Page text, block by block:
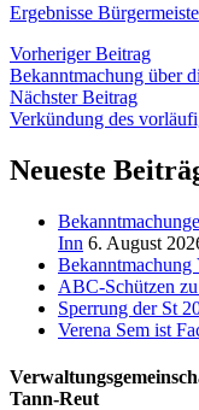
Ergebnisse
Vorheriger Beitrag
Bekanntmachung über
Nächster Beitrag
Verkündung des
Neueste
Inn 6. August
Bekanntmachung
ABC-Schützen
Sperrung der St
Verena Sem ist
Tann-Reut